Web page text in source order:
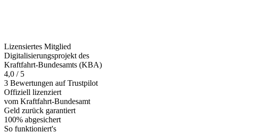
Lizensiertes Mitglied
Digitalisierungsprojekt des
Kraftfahrt-Bundesamts (KBA)
4,0 / 5
3 Bewertungen auf Trustpilot
Offiziell lizenziert
vom Kraftfahrt-Bundesamt
Geld zurück garantiert
100% abgesichert
So funktioniert's